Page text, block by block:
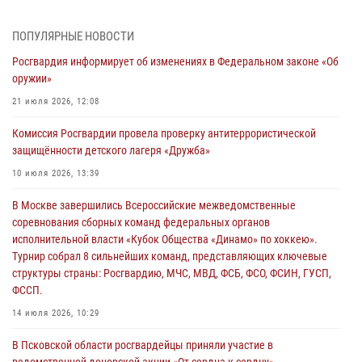
03 августа 2026, 17:21
21 единицу оружия изъяли Псковские росгвардейцы за неделю
03 августа 2026, 14:10
безопасности во время празднования Дня ВДВ
улицу Труда
31 июля 2026, 13:53
В Санкт-Петербурге прошел окружной этап ежегодного
Всероссийского конкурса профессионального мастерства среди
сотрудников вневедомственной охраны Росгвардии, Псковские
Росгвардейцы одержали победу
ПОПУЛЯРНЫЕ НОВОСТИ
Росгвардия информирует об изменениях в Федеральном законе «Об
оружии»
21 июля 2026, 12:08
Комиссия Росгвардии провела проверку антитеррористической
защищённости детского лагеря «Дружба»
10 июля 2026, 13:39
В Москве завершились Всероссийские межведомственные
соревнования сборных команд федеральных органов
исполнительной власти «Кубок Общества «Динамо» по хоккею».
Турнир собрал 8 сильнейших команд, представляющих ключевые
структуры страны: Росгвардию, МЧС, МВД, ФСБ, ФСО, ФСИН, ГУСП,
ФССП.
14 июля 2026, 10:29
В Псковской области росгвардейцы приняли участие в